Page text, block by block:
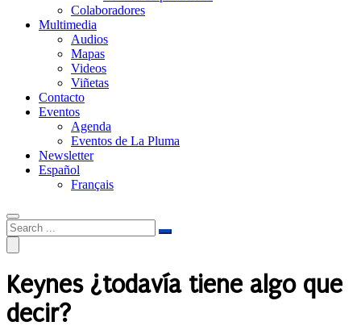
Colaboradores
Multimedia
Audios
Mapas
Videos
Viñetas
Contacto
Eventos
Agenda
Eventos de La Pluma
Newsletter
Español
Français
Keynes ¿todavía tiene algo que
decir?